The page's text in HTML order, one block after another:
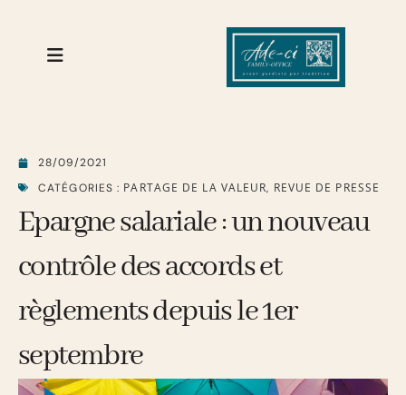
28/09/2021
CATÉGORIES : PARTAGE DE LA VALEUR, REVUE DE PRESSE
Epargne salariale : un nouveau
contrôle des accords et
règlements depuis le 1er
septembre